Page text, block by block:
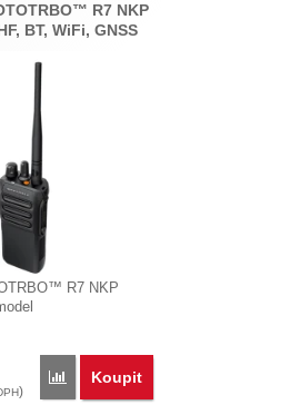
k porovnání
R7 NKP Capable UHF, BT, WiFi, GNSS' k
R7 NKP
BT, WiFi, GNSS
R7 NKP
typ…
)
Přidat 'Motorola MOTOTRBO™
Koupit